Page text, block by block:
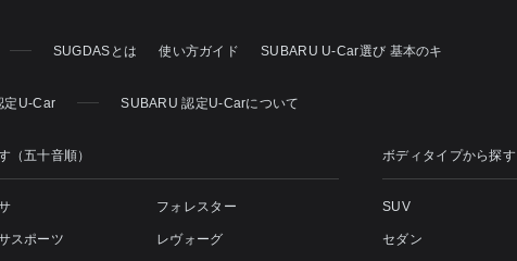
SUGDASとは 使い方ガイド SUBARU U-Car選び 基本のキ
定U-Car SUBARU 認定U-Carについて
（五十音順）
スポーツ
フォレスター
レヴォーグ
ボディタイプから探す
SUV
セダン